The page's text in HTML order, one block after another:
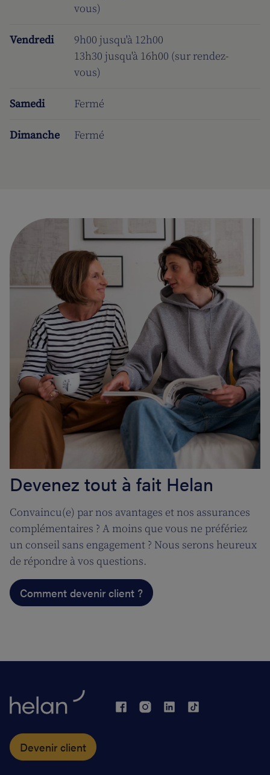
vous)
Vendredi
9h00 jusqu'à 12h00
13h30 jusqu'à 16h00 (sur rendez-
vous)
Samedi Fermé
Dimanche Fermé
Devenez tout à fait Helan
Convaincu(e) par nos avantages et nos assurances
complémentaires ? A moins que vous ne préfériez
un conseil sans engagement ? Nous serons heureux
de répondre à vos questions.
Comment devenir client ?
Devenir client